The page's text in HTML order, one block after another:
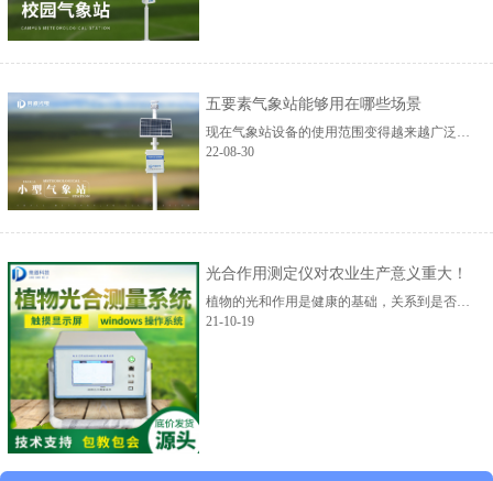
五要素气象站能够用在哪些场景
22-08-30
光合作用测定仪对农业生产意义重大！
植物的光和作用是健康的基础，关系到是否弄够茁壮成长。因此农业工作者在生产过程中需要保证植物获得充足的阳光，了解植物的生长状况。而通过专业的测定仪器，就可以测出 植物...
21-10-19